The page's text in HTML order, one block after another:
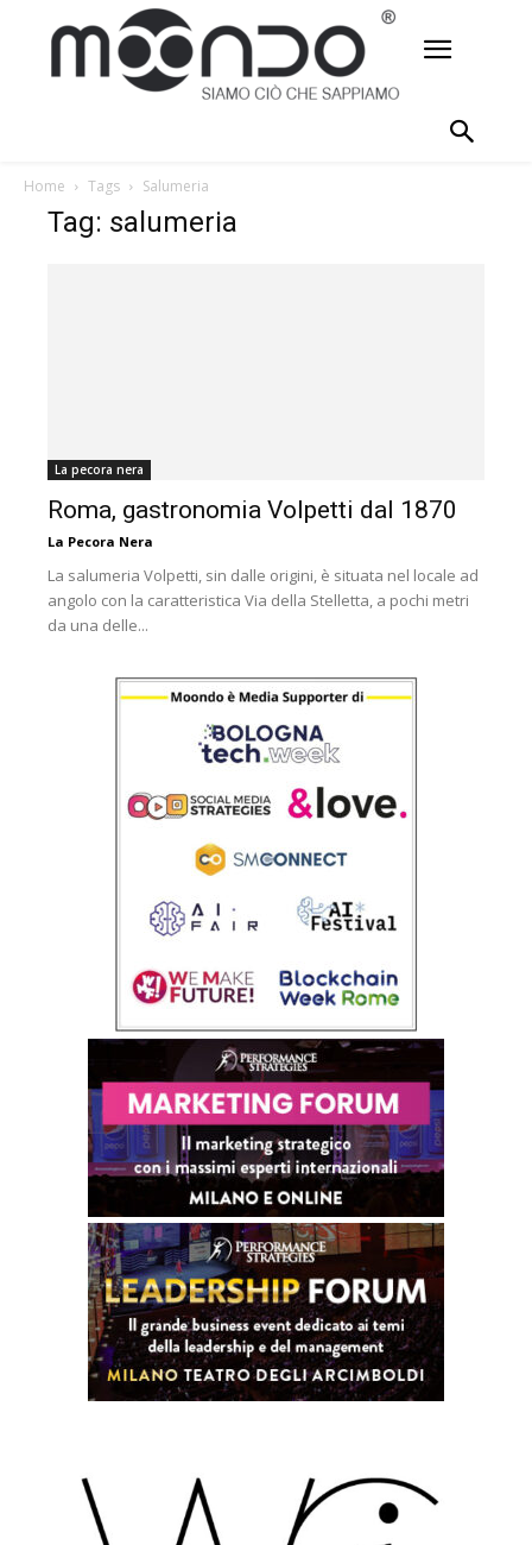
Home Tags Salumeria
Tag: salumeria
La pecora nera
Roma, gastronomia Volpetti dal 1870
La Pecora Nera
La salumeria Volpetti, sin dalle origini, è situata nel locale ad
angolo con la caratteristica Via della Stelletta, a pochi metri
da una delle...